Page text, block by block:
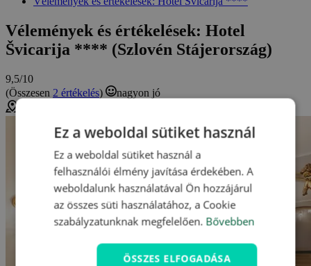
Vélemények és értékelések: Hotel
Švicarija **** (Szlovén Stájerország)
9,5/10
(Összesen 2 értékelés)
nagyon jó
Ez a weboldal sütiket használ
Ez a weboldal sütiket használ a
felhasználói élmény javítása érdekében. A
weboldalunk használatával Ön hozzájárul
az összes süti használatához, a Cookie
szabályzatunknak megfelelően. Bővebben
ÖSSZES ELFOGADÁSA